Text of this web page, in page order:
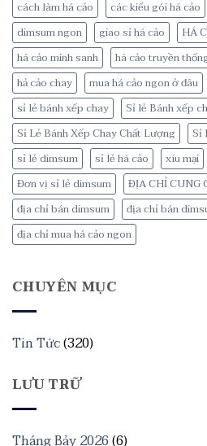
cách làm há cảo các kiểu gói há cảo
dimsum ngon
giao sỉ há cảo HÁ
há cảo minh sanh
há cảo truyền
hả cảo chay
mua há cảo ngon ở đâu
sỉ lẻ bánh xếp chay
Sỉ lẻ Bánh xếp
Sỉ Lẻ Bánh Xếp Chay Chất Lượng
Sỉ
sỉ lẻ dimsum
sỉ lẻ há cảo xíu mại
Đơn vị sỉ lẻ dimsum
ĐỊA CHỈ CUNG
địa chỉ bán dimsum
địa chỉ bán
địa chỉ mua há cảo ngon
CHUYÊN MỤC
Tin Tức(320)
LƯU TRỮ
Tháng Bảy 2026(6)